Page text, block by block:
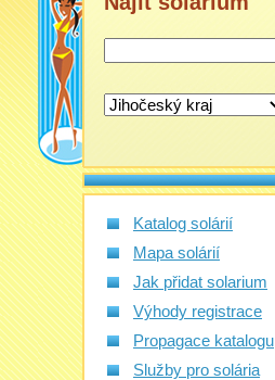
Katalog solárií
Mapa solárií
Jak přidat solarium
Výhody registrace
Propagace katalogu
Služby pro solária